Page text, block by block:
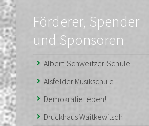
Förderer, Spender
und Sponsoren
Albert-Schweitzer-Schule
Alsfelder Musikschule
Demokratie leben!
Druckhaus Waitkewitsch